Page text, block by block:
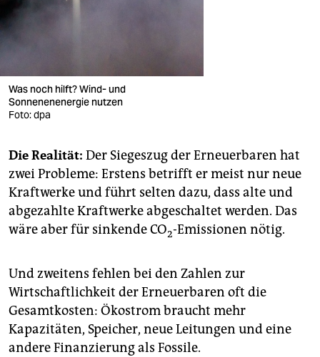
Was noch hilft? Wind- und
Sonnenenenergie nutzen
Foto: dpa
Die Realität: Der Siegeszug der Erneuerbaren hat
zwei Probleme: Erstens betrifft er meist nur neue
Kraftwerke und führt selten dazu, dass alte und
abgezahlte Kraftwerke abgeschaltet werden. Das
wäre aber für sinkende CO2-Emissionen nötig.
Und zweitens fehlen bei den Zahlen zur
Wirtschaftlichkeit der Erneuerbaren oft die
Gesamtkosten: Ökostrom braucht mehr
Kapazitäten, Speicher, neue Leitungen und eine
andere Finanzierung als Fossile.